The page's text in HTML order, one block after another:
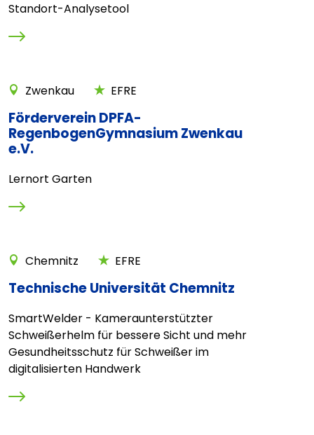
Standort-Analysetool
Zwenkau EFRE
Förderverein DPFA-
RegenbogenGymnasium Zwenkau
e.V.
Lernort Garten
Chemnitz EFRE
Technische Universität Chemnitz
SmartWelder - Kameraunterstützter
Schweißerhelm für bessere Sicht und mehr
Gesundheitsschutz für Schweißer im
digitalisierten Handwerk